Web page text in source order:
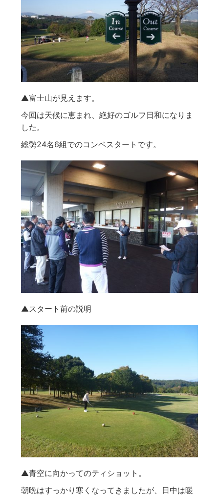
▲富士山が見えます。
今回は天候に恵まれ、絶好のゴルフ日和になりま
した。
総勢24名6組でのコンペスタートです。
▲スタート前の説明
▲青空に向かってのティショット。
朝晩はすっかり寒くなってきましたが、日中は暖